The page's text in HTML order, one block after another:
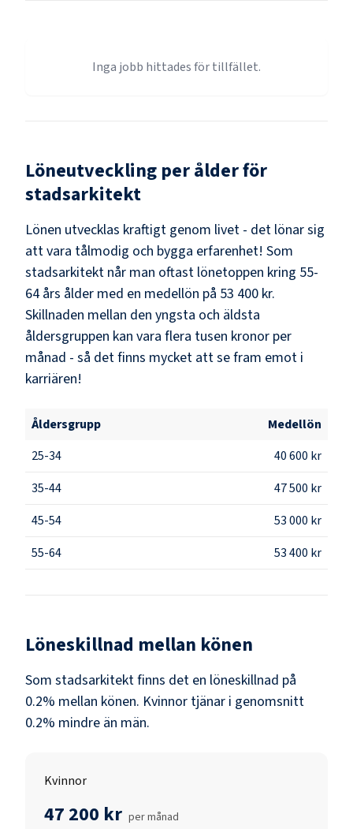
Inga jobb hittades för tillfället.
Löneutveckling per ålder för
stadsarkitekt
Lönen utvecklas kraftigt genom livet - det lönar sig
att vara tålmodig och bygga erfarenhet! Som
stadsarkitekt når man oftast lönetoppen kring 55-
64 års ålder med en medellön på 53 400 kr.
Skillnaden mellan den yngsta och äldsta
åldersgruppen kan vara flera tusen kronor per
månad - så det finns mycket att se fram emot i
karriären!
Åldersgrupp
Medellön
25-34
40 600 kr
35-44
47 500 kr
45-54
53 000 kr
55-64
53 400 kr
Löneskillnad mellan könen
Som stadsarkitektfinns det en löneskillnad på
0.2% mellan könen. Kvinnor tjänar i genomsnitt
0.2% mindre än män.
Kvinnor
47 200 kr per månad